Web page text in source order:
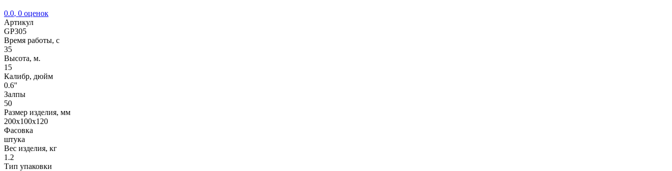
0.0, 0 оценок
Артикул
GP305
Время работы, с
35
Высота, м.
15
Калибр, дюйм
0.6"
Залпы
50
Размер изделия, мм
200х100х120
Фасовка
штука
Вес изделия, кг
1.2
Тип упаковки